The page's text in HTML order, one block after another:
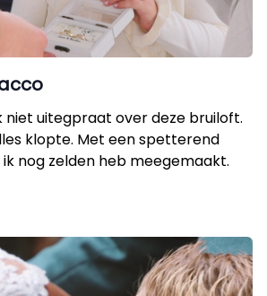
niet uitegpraat over deze bruiloft.
klopte. Met een spetterend
nog zelden heb meegemaakt.